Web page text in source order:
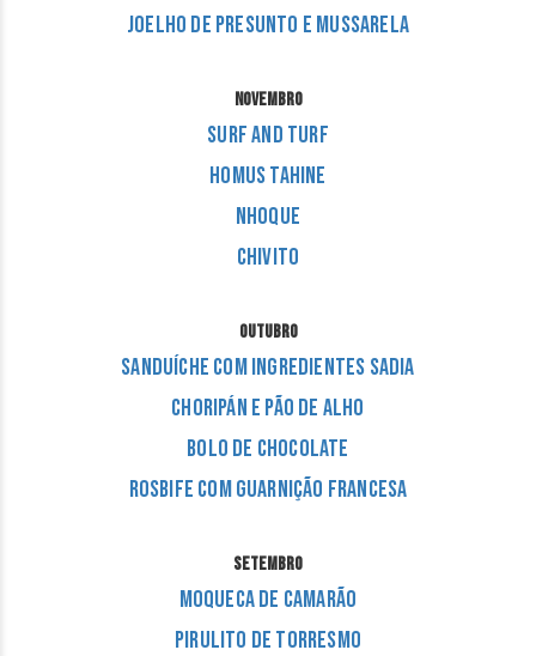
Joelho de Presunto e Mussarela
NOVEMBRO
Surf and Turf
Homus Tahine
Nhoque
Chivito
OUTUBRO
Sanduíche com Ingredientes Sadia
Choripán e Pão de Alho
Bolo de Chocolate
Rosbife com Guarnição Francesa
SETEMBRO
Moqueca de Camarão
Pirulito de Torresmo